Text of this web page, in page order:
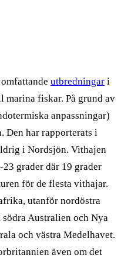
utbredningar i
marina fiskar. På grund av
anpassningar)
Den har rapporterats i
i Nordsjön. Vithajen
grader där 19 grader
för de flesta vithajar.
utanför nordöstra
Australien och Nya
och västra Medelhavet.
även om det